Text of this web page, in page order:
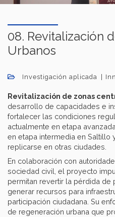
08. Revitalización
Urbanos
Investigación aplicada
Revitalización de zonas
desarrollo de capacidades e
fortalecer las condiciones
actualmente en etapa
en etapa intermedia en Saltillo
replicarse en otras ciudades.
En colaboración con
sociedad civil, el proyecto
permitan revertir la pérdida de
generar recursos para
participación ciudadana. Su
de regeneración urbana que